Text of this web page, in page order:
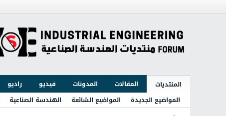
المنتديات المقالات المدونات فيديو راديو
المواضيع الجديدة
المواضيع الشائعة الهندسة الصناعية